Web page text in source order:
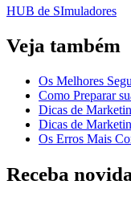
HUB de SImuladores
Veja também
Os Melhores
Como Preparar
Dicas de
Dicas de
Os Erros Mais
Receba